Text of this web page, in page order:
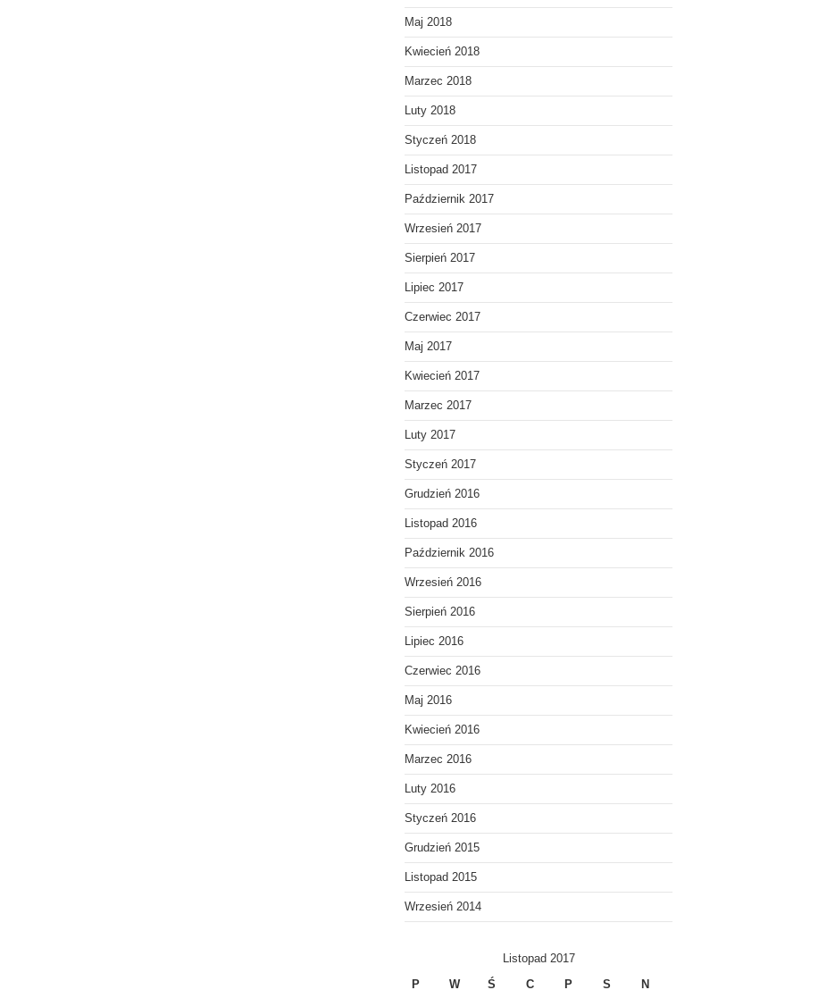
Maj 2018
Kwiecień 2018
Marzec 2018
Luty 2018
Styczeń 2018
Listopad 2017
Październik 2017
Wrzesień 2017
Sierpień 2017
Lipiec 2017
Czerwiec 2017
Maj 2017
Kwiecień 2017
Marzec 2017
Luty 2017
Styczeń 2017
Grudzień 2016
Listopad 2016
Październik 2016
Wrzesień 2016
Sierpień 2016
Lipiec 2016
Czerwiec 2016
Maj 2016
Kwiecień 2016
Marzec 2016
Luty 2016
Styczeń 2016
Grudzień 2015
Listopad 2015
Wrzesień 2014
Listopad 2017
P W Ś C P S N